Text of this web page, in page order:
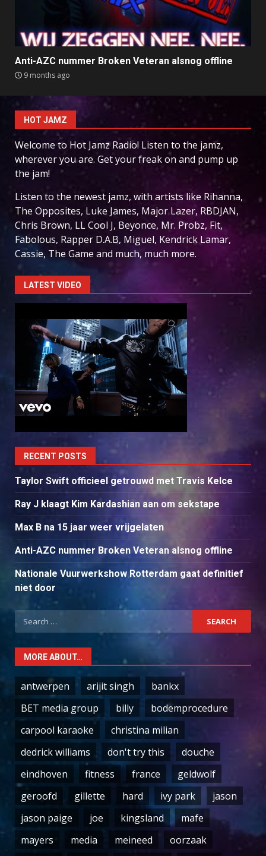
Anti-AZC nummer Broken Veteran alsnog offline
9 months ago
HOT JAMZ
Welcome to Hot Jamz Radio! Listen to the jamz,
wherever you are. Get your freak on and pump up
the jam!
Listen to the newest jamz, with artists like Rihanna,
The Opposites, Luke James, Major Lazer, RBDJAN,
Chris Brown, LL Cool J, Beyonce, Mr. Probz, Fit,
Fabolous, Rapper D.A.B, Miguel, Kendrick Lamar,
Cassie, The Game and much, much more.
LATEST VIDEO
RECENT POSTS
Taylor Swift officieel getrouwd met Travis Kelce
Ray J klaagt Kim Kardashian aan om sekstape
Max B na 15 jaar weer vrijgelaten
Anti-AZC nummer Broken Veteran alsnog offline
Nationale Vuurwerkshow Rotterdam gaat definitief
niet door
Search
for:
MORE ABOUT…
antwerpen arijit singh
bankx
BET media group
billy
bodemprocedure
carpool karaoke
christina milian
dedrick williams
don't try this
douche
eindhoven
fitness france
geldwolf
geroofd
gillette hard ivy park
jason
jason paige
joe kingsland
mafe
mayers
media meineed
oorzaak